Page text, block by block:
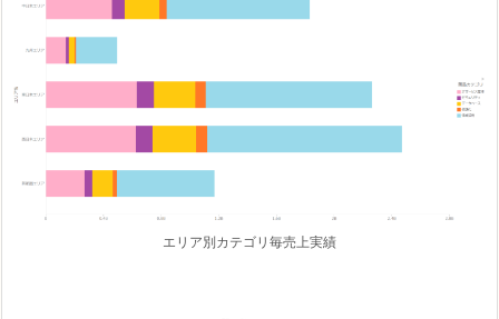
エリア別カテゴリ毎売上実績